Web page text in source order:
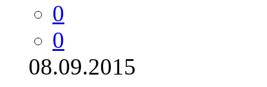
0
0
08.09.2015